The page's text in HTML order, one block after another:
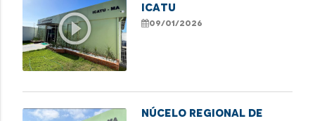
play_circle_outline
ICATU
09/01/2026
NÚCELO REGIONAL DE